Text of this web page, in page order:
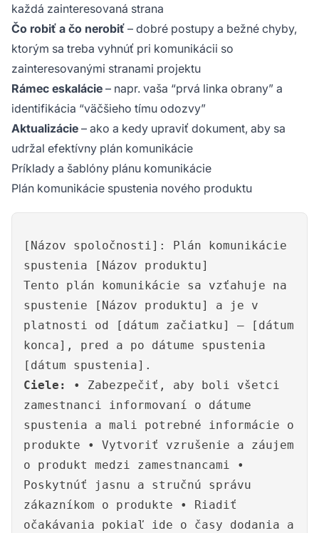
každá zainteresovaná strana
Čo robiť a čo nerobiť – dobré postupy a bežné chyby,
ktorým sa treba vyhnúť pri komunikácii so
zainteresovanými stranami projektu
Rámec eskalácie – napr. vaša “prvá linka obrany” a
identifikácia “väčšieho tímu odozvy”
Aktualizácie – ako a kedy upraviť dokument, aby sa
udržal efektívny plán komunikácie
Príklady a šablóny plánu komunikácie
Plán komunikácie spustenia nového produktu
[Názov spoločnosti]: Plán komunikácie
spustenia [Názov produktu]
Tento plán komunikácie sa vzťahuje na
spustenie [Názov produktu] a je v
platnosti od [dátum začiatku] – [dátum
konca], pred a po dátume spustenia
[dátum spustenia].
Ciele:
• Zabezpečiť, aby boli všetci
zamestnanci informovaní o dátume
spustenia a mali potrebné informácie o
produkte • Vytvoriť vzrušenie a záujem
o produkt medzi zamestnancami •
Poskytnúť jasnu a stručnú správu
zákazníkom o produkte • Riadiť
očakávania pokiaľ ide o časy dodania a